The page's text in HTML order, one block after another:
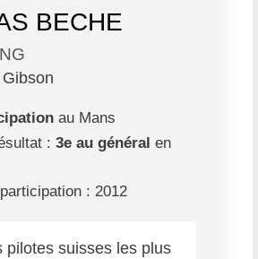
BECHE
au Mans
:3e au général en
: 2012
pilotes suisses les plus